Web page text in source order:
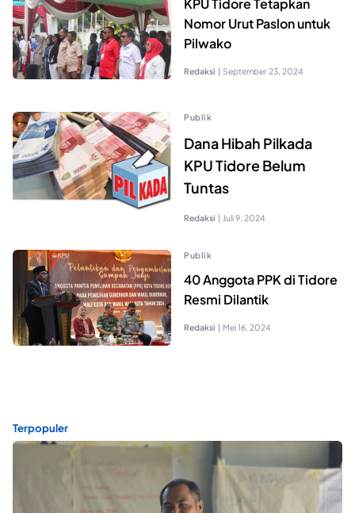
KPU Tidore Tetapkan
Nomor Urut Paslon untuk
Pilwako
Redaksi | September 23, 2024
Publik
Dana Hibah Pilkada
KPU Tidore Belum
Tuntas
Redaksi | Juli 9, 2024
Publik
40 Anggota PPK di Tidore
Resmi Dilantik
Redaksi | Mei 16, 2024
Terpopuler